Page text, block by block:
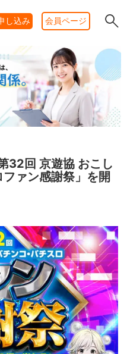
し込み 会員ページ
32回 京遊協 おこし
ァン感謝祭」を開